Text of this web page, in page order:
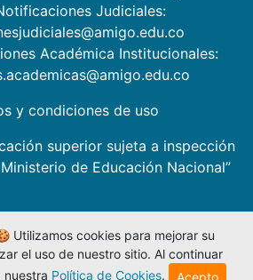
Judiciales:
Académica Institucionales:
y condiciones de uso
superior sujeta a inspección
de Educación Nacional”
Utilizamos cookies para mejorar su
el uso de nuestro sitio. Al continuar
nuestra Política de Cookies. Acepto